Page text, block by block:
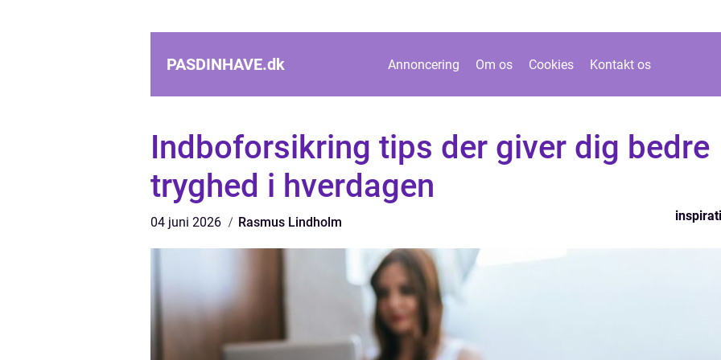
PASDINHAVE.dk Annoncering Om os Cookies Kontakt os
Indboforsikring tips der giver dig bedre
tryghed i hverdagen
04 juni 2026 Rasmus Lindholm